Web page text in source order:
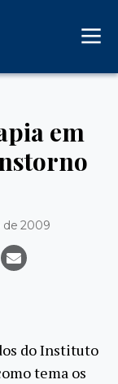
em
de 2009
do Instituto
tema os